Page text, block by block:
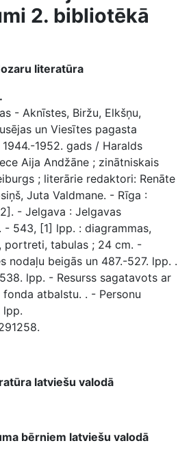
2. bibliotēkā
literatūra
- Aknīstes, Biržu, Elkšņu,
un Viesītes pagasta
1952. gads / Haralds
Aija Andžāne ; zinātniskais
; literārie redaktori: Renāte
Juta Valdmane. - Rīga :
- Jelgava : Jelgavas
543, [1] lpp. : diagrammas,
portreti, tabulas ; 24 cm. -
nodaļu beigās un 487.-527. lpp. .
lpp. - Resurss sagatavots ar
atbalstu. . - Personu
latviešu valodā
bērniem latviešu valodā